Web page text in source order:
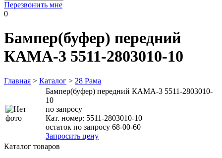
Перезвонить мне
0
Бампер(буфер) передний
КАМА-3 5511-2803010-10
Главная > Каталог > 28 Рама
Бампер(буфер) передний КАМА-3 5511-2803010-
10
по запросу
Кат. номер: 5511-2803010-10
остаток по запросу 68-00-60
Запросить цену
Каталог товаров